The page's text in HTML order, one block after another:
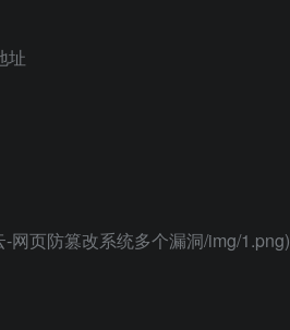
址
网页防篡改系统多个漏洞/img/1.png)